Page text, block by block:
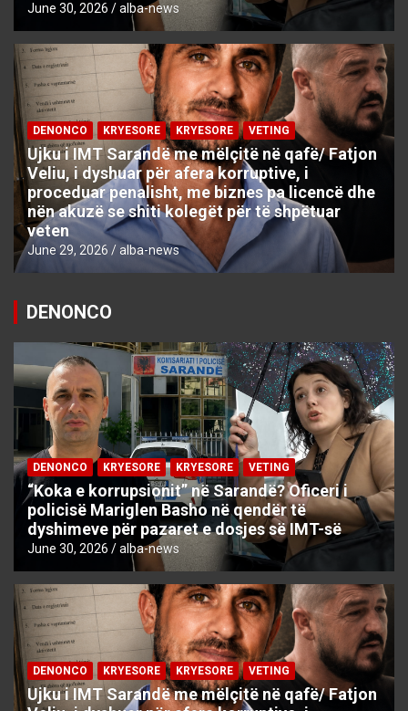
June 30, 2026 alba-news
DENONCO KRYESORE KRYESORE VETING
Ujku i IMT Sarandë me mëlçitë në qafë/ Fatjon
Veliu, i dyshuar për afera korruptive, i
proceduar penalisht, me biznes pa licencë dhe
nën akuzë se shiti kolegët për të shpëtuar
veten
June 29, 2026 alba-news
DENONCO
DENONCO KRYESORE KRYESORE VETING
“Koka e korrupsionit” në Sarandë? Oficeri i
policisë Mariglen Basho në qendër të
dyshimeve për pazaret e dosjes së IMT-së
June 30, 2026 alba-news
DENONCO KRYESORE KRYESORE VETING
Ujku i IMT Sarandë me mëlçitë në qafë/ Fatjon